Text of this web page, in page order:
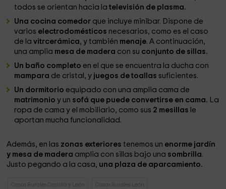
todos se orientan hacia la televisión de plasma.
Una cocina comedor que incluye minibar. Dispone de
varios electrodomésticos necesarios, como es el caso
de lavitrcerámica, y también menaje. A continuación,
una amplia mesa de madera con su conjunto de sillas.
Un baño completo en el que se encuentra la ducha con
mampara de cristal, y juegos de toallas suficientes.
Un dormitorio equipado con una amplia cama de
matrimonioy un sofá que puede convertirse en cama. La
ropa de cama y el mobiliario, como sus 2 mesillas le
aportan mucha funcionalidad.
Además, en las zonas exteriores tenemos un enorme jardín
y mesa de madera amplia con sillas bajo una sombrilla.
Justo pegando a la casa, una plaza de aparcamiento.
Casas Rurales Castilla y León Casas Rurales León